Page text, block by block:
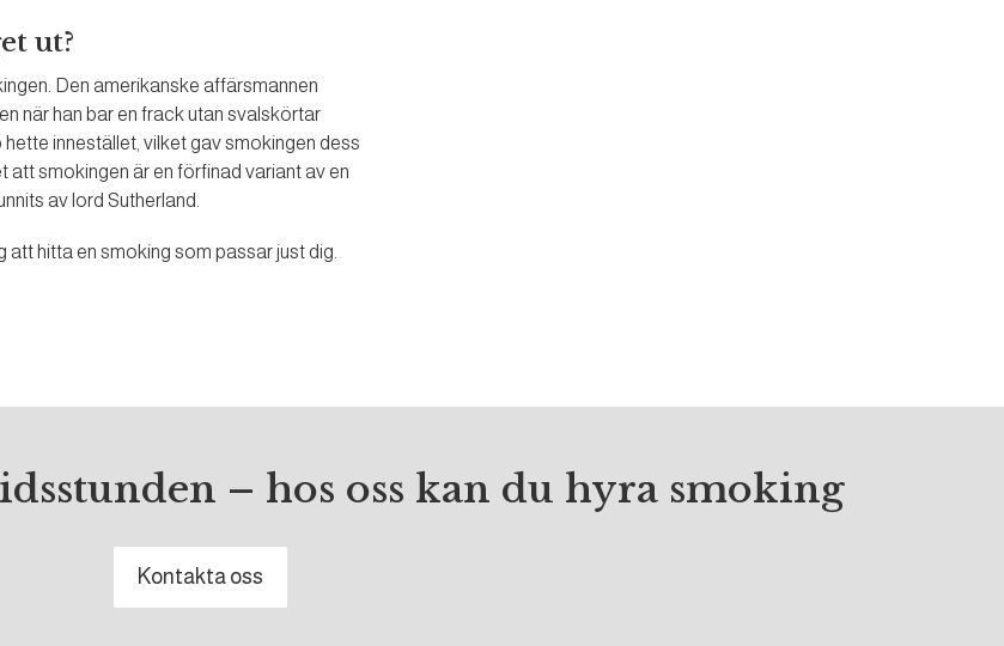
ut?
Den amerikanske affärsmannen
när han bar en frack utan svalskörtar
innestället, vilket gav smokingen dess
smokingen är en förfinad variant av en
av lord Sutherland.
att hitta en smoking som passar just dig.
– hos oss kan du hyra smoking
Kontakta oss